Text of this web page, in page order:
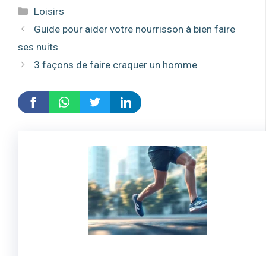
Catégories
Loisirs
Guide pour aider votre nourrisson à bien faire
ses nuits
3 façons de faire craquer un homme